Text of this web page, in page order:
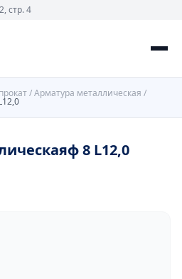
стр. 4
/Арматура металлическая /
8 L12,0